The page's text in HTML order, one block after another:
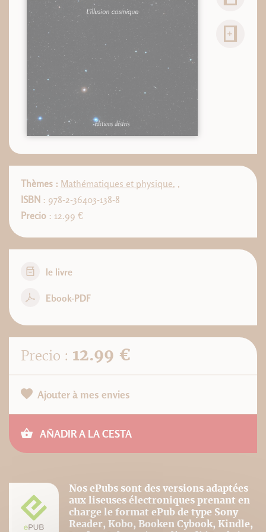
Thèmes : Mathématiques et physique, ,
ISBN : 978-2-36403-138-8
Precio : 12.99 €
le livre
Ebook-PDF
Precio : 12.99 €
Ajouter à mes envies
AÑADIR A LA CESTA
Nos ePubs sont des versions adaptées
aux liseuses électroniques prenant en
charge le format ePub de type Sony
Reader, Kobo, Booken Cybook, Kindle,